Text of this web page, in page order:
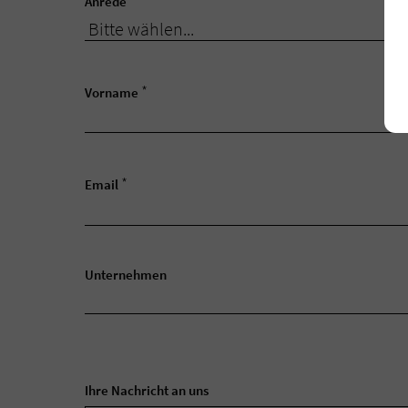
Vorname *
Email *
Unternehmen
Ihre Nachricht an uns